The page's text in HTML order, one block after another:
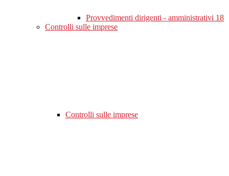
Provvedimenti dirigenti - amministrativi 18
Controlli sulle imprese
Controlli sulle imprese